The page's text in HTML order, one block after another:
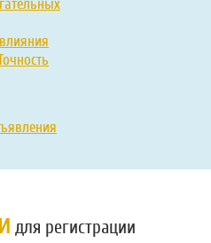
для регистрации